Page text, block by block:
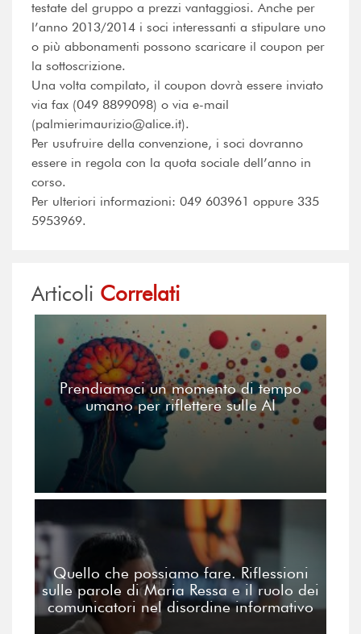
testate del gruppo a prezzi vantaggiosi. Anche per
l’anno 2013/2014 i soci interessanti a stipulare uno
o più abbonamenti possono scaricare il coupon per
la sottoscrizione.
Una volta compilato, il coupon dovrà essere inviato
via fax (049 8899098) o via e-mail
(palmierimaurizio@alice.it).
Per usufruire della convenzione, i soci dovranno
essere in regola con la quota sociale dell’anno in
corso.
Per ulteriori informazioni: 049 603961 oppure 335
5953969.
Articoli Correlati
Prendiamoci un momento di tempo
umano per riflettere sulle AI
Quello che possiamo fare. Riflessioni
sulle parole di Maria Ressa e il ruolo dei
comunicatori nel disordine informativo